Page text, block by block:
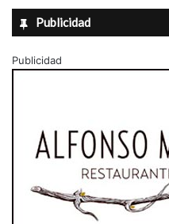
Publicidad
Publicidad